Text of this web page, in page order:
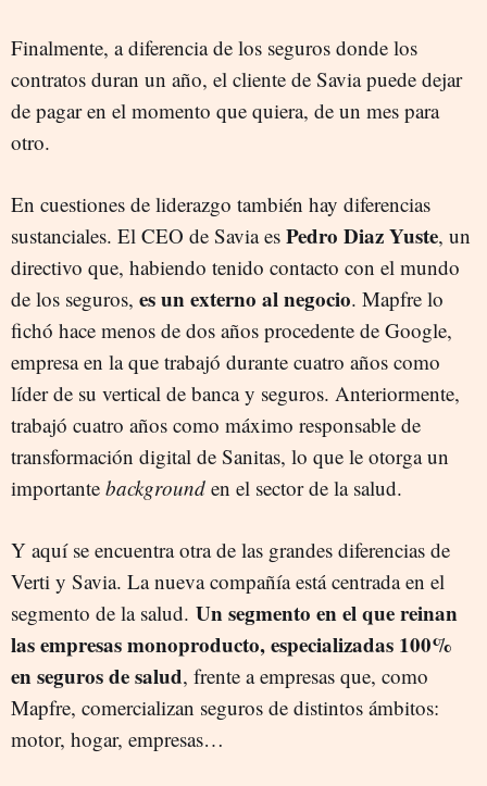
Finalmente, a diferencia de los seguros donde los
contratos duran un año, el cliente de Savia puede dejar
de pagar en el momento que quiera, de un mes para
otro.
En cuestiones de liderazgo también hay diferencias
sustanciales. El CEO de Savia es Pedro Diaz Yuste, un
directivo que, habiendo tenido contacto con el mundo
de los seguros, es un externo al negocio. Mapfre lo
fichó hace menos de dos años procedente de Google,
empresa en la que trabajó durante cuatro años como
líder de su vertical de banca y seguros. Anteriormente,
trabajó cuatro años como máximo responsable de
transformación digital de Sanitas, lo que le otorga un
importante background en el sector de la salud.
Y aquí se encuentra otra de las grandes diferencias de
Verti y Savia. La nueva compañía está centrada en el
segmento de la salud. Un segmento en el que reinan
las empresas monoproducto, especializadas 100%
en seguros de salud, frente a empresas que, como
Mapfre, comercializan seguros de distintos ámbitos:
motor, hogar, empresas…